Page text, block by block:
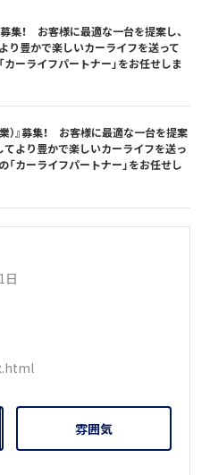
募集！ お客様に最適な一台を提案し、
り豊かで楽しいカーライフを送って
カーライフパートナー」をお任せしま
業）』募集！ お客様に最適な一台を提案
てより豊かで楽しいカーライフを送っ
「カーライフパートナー」をお任せし
日
雰囲気